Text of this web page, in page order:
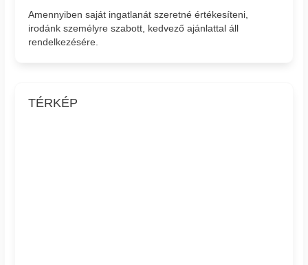
Amennyiben saját ingatlanát szeretné értékesíteni,
irodánk személyre szabott, kedvező ajánlattal áll
rendelkezésére.
TÉRKÉP